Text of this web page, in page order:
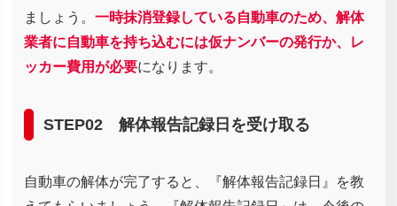
ましょう。 一時抹消登録している自動車のため、解体
業者に自動車を持ち込むには仮ナンバーの発行か、レ
ッカー費用が必要になります。
STEP02 解体報告記録日を受け取る
自動車の解体が完了すると、『解体報告記録日』を教